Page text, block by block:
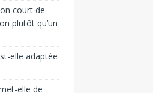
court de
plutôt qu’un
elle adaptée
elle de